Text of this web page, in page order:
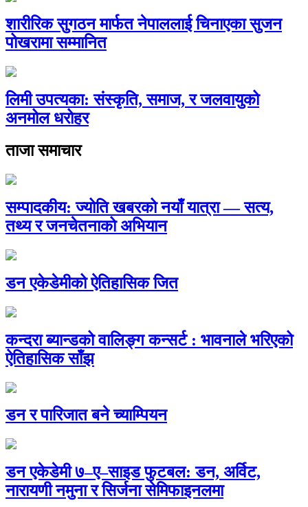
शारीरिक सुगठन मार्फत नेपाललाई चिनाएका सुजन
पोखरामा सम्मानित
लिमी उपत्यका: संस्कृति, समाज, र जलवायुको
अनमोल धरोहर
ताजा समाचार
सम्पादकीय: ज्योति खबरको नयाँ यात्रा — सत्य,
तथ्य र जनचेतनाको अभियान
डन एकेडेमीको ऐतिहासिक जित
कन्दरा ब्यान्डको वालिङ्ग कन्सर्ट : भावनाले भरिएको
ऐतिहासिक साँझ
डन र पारिजात बने च्याम्पियन
डन एकेडेमी ७–ए–साइड फुटबल: डन, अर्विट,
नारायणी नमुना र सिर्जना सेमिफाइनलमा